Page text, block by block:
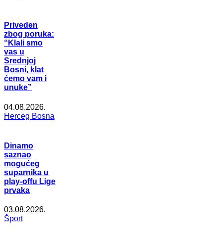
Priveden
zbog poruka:
“Klali smo
vas u
Srednjoj
Bosni, klat
ćemo vam i
unuke”
04.08.2026.
Herceg Bosna
Dinamo
saznao
mogućeg
suparnika u
play-offu Lige
prvaka
03.08.2026.
Šport